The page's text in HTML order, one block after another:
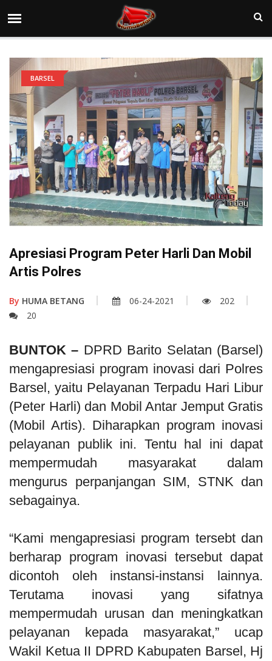
BARSEL
Apresiasi Program Peter Harli Dan Mobil
Artis Polres
By HUMA BETANG 06-24-2021
202
20
BUNTOK – DPRD Barito Selatan (Barsel)
mengapresiasi program inovasi dari Polres
Barsel, yaitu Pelayanan Terpadu Hari Libur
(Peter Harli) dan Mobil Antar Jemput Gratis
(Mobil Artis). Diharapkan program inovasi
pelayanan publik ini. Tentu hal ini dapat
mempermudah masyarakat dalam
mengurus perpanjangan SIM, STNK dan
sebagainya.
“Kami mengapresiasi program tersebt dan
berharap program inovasi tersebut dapat
dicontoh oleh instansi-instansi lainnya.
Terutama inovasi yang sifatnya
mempermudah urusan dan meningkatkan
pelayanan kepada masyarakat,” ucap
Wakil Ketua II DPRD Kabupaten Barsel, Hj